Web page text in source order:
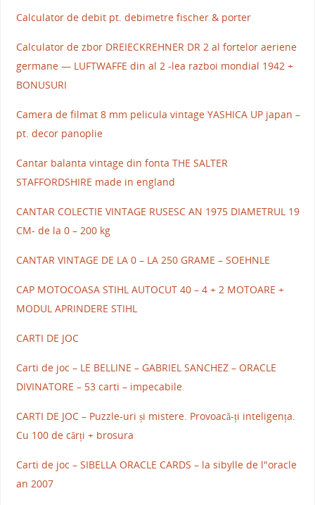
Calculator de debit pt. debimetre fischer & porter
Calculator de zbor DREIECKREHNER DR 2 al fortelor aeriene
germane — LUFTWAFFE din al 2 -lea razboi mondial 1942 +
BONUSURI
Camera de filmat 8 mm pelicula vintage YASHICA UP japan –
pt. decor panoplie
Cantar balanta vintage din fonta THE SALTER
STAFFORDSHIRE made in england
CANTAR COLECTIE VINTAGE RUSESC AN 1975 DIAMETRUL 19
CM- de la 0 – 200 kg
CANTAR VINTAGE DE LA 0 – LA 250 GRAME – SOEHNLE
CAP MOTOCOASA STIHL AUTOCUT 40 – 4 + 2 MOTOARE +
MODUL APRINDERE STIHL
CARTI DE JOC
Carti de joc – LE BELLINE – GABRIEL SANCHEZ – ORACLE
DIVINATORE – 53 carti – impecabile
CARTI DE JOC – Puzzle-uri și mistere. Provoacă-ți inteligența.
Cu 100 de cărți + brosura
Carti de joc – SIBELLA ORACLE CARDS – la sibylle de l"oracle
an 2007